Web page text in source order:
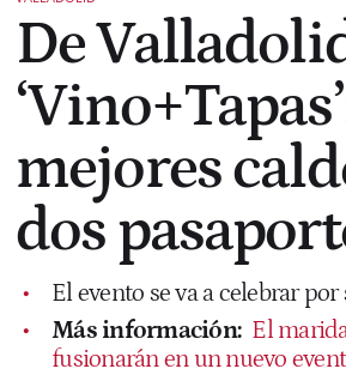
De
mejores
dos
El evento se va a celebrar
Más información: El
fusionarán en un nuevo